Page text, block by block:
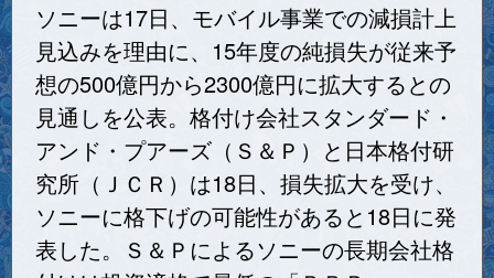
ソニーは17日、モバイル事業での減損計上
見込みを理由に、15年度の純損失が従来予
想の500億円から2300億円に拡大するとの
見通しを公表。格付け会社スタンダード・
アンド・プアーズ（Ｓ＆Ｐ）と日本格付研
究所（ＪＣＲ）は18日、損失拡大を受け、
ソニーに格下げの可能性があると18日に発
表した。Ｓ＆Ｐによるソニーの長期会社格